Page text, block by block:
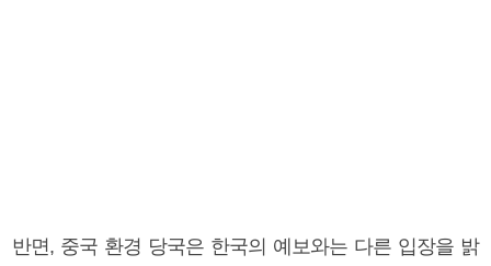
반면, 중국 환경 당국은 한국의 예보와는 다른 입장을 밝